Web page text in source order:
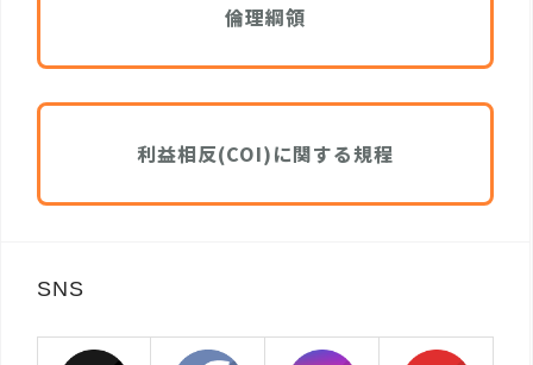
倫理綱領
利益相反(COI)に関する規程
SNS